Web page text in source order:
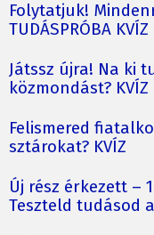
Folytatjuk!
TUDÁSPRÓBA KVÍZ
Játssz újra! Na ki
közmondást? KVÍZ
Felismered
sztárokat? KVÍZ
Új rész érkezett –
Teszteld tudásod